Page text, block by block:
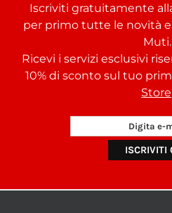
Iscriviti gratuitamente
per primo tutte le novità
Muti.
Ricevi i servizi esclusivi
10% di sconto sul tuo
Store